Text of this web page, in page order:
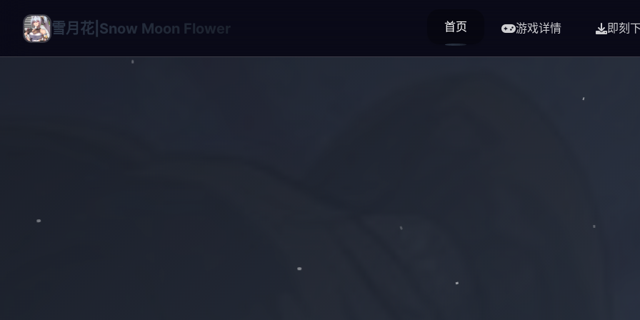
雪月花|Snow Moon Flower 首页 游戏详情 即刻